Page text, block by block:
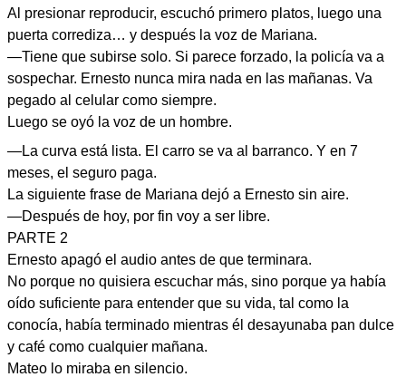
Al presionar reproducir, escuchó primero platos, luego una
puerta corrediza… y después la voz de Mariana.
—Tiene que subirse solo. Si parece forzado, la policía va a
sospechar. Ernesto nunca mira nada en las mañanas. Va
pegado al celular como siempre.
Luego se oyó la voz de un hombre.
—La curva está lista. El carro se va al barranco. Y en 7
meses, el seguro paga.
La siguiente frase de Mariana dejó a Ernesto sin aire.
—Después de hoy, por fin voy a ser libre.
PARTE 2
Ernesto apagó el audio antes de que terminara.
No porque no quisiera escuchar más, sino porque ya había
oído suficiente para entender que su vida, tal como la
conocía, había terminado mientras él desayunaba pan dulce
y café como cualquier mañana.
Mateo lo miraba en silencio.